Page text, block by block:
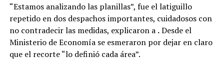
“Estamos analizando las planillas”, fue el latiguillo
repetido en dos despachos importantes, cuidadosos con
no contradecir las medidas, explicaron a .Desde el
Ministerio de Economía se esmeraron por dejar en claro
que el recorte “lo definió cada área”.